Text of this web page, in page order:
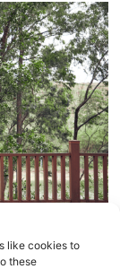
like cookies to
these